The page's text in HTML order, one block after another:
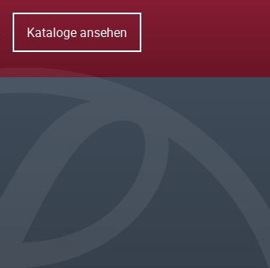
Kataloge ansehen